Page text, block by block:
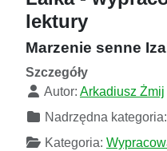
lektury
Marzenie senne
Szczegóły
Autor: Arkadiusz Żmij
Nadrzędna kategoria:
Kategoria: